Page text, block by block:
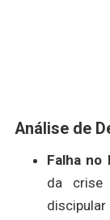
Análise de
Falha no
da crise